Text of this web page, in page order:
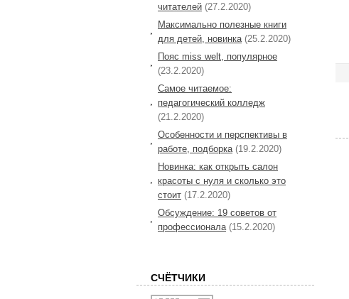
читателей (27.2.2020)
Максимально полезные книги
для детей, новинка(25.2.2020)
Пояс miss welt, популярное
(23.2.2020)
Самое читаемое:
педагогический колледж
(21.2.2020)
Особенности и перспективы в
работе, подборка(19.2.2020)
Новинка: как открыть салон
красоты с нуля и сколько это
стоит (17.2.2020)
Обсуждение: 19 советов от
профессионала(15.2.2020)
СЧЁТЧИКИ